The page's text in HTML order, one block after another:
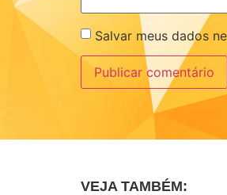
Salvar meus dados
VEJA TAMBÉM: